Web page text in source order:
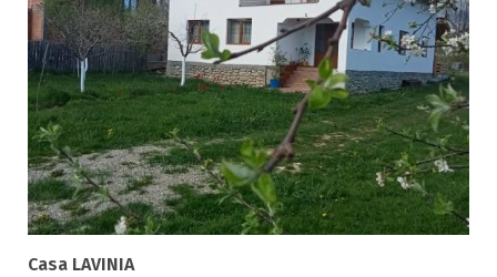
Parcare
Plata cu cardul
Restaurant
All inclusive
Pensiune completa
Demipensiune
Mic dejun
Accepta animale
Accepta voucher vacanta
Casa LAVINIA